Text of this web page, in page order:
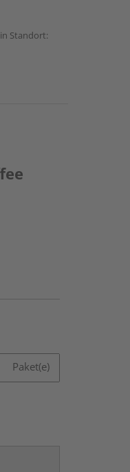
Standort:
Paket(e)